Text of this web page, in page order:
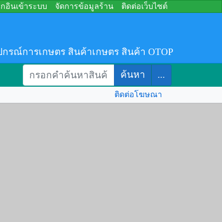
อินเข้าระบบ จัดการข้อมูลร้าน ติดต่อเว็บไซต์
ณ์การเกษตร สินค้าเกษตร สินค้า OTOP
ค้นหา ...
ติดต่อโฆษณา